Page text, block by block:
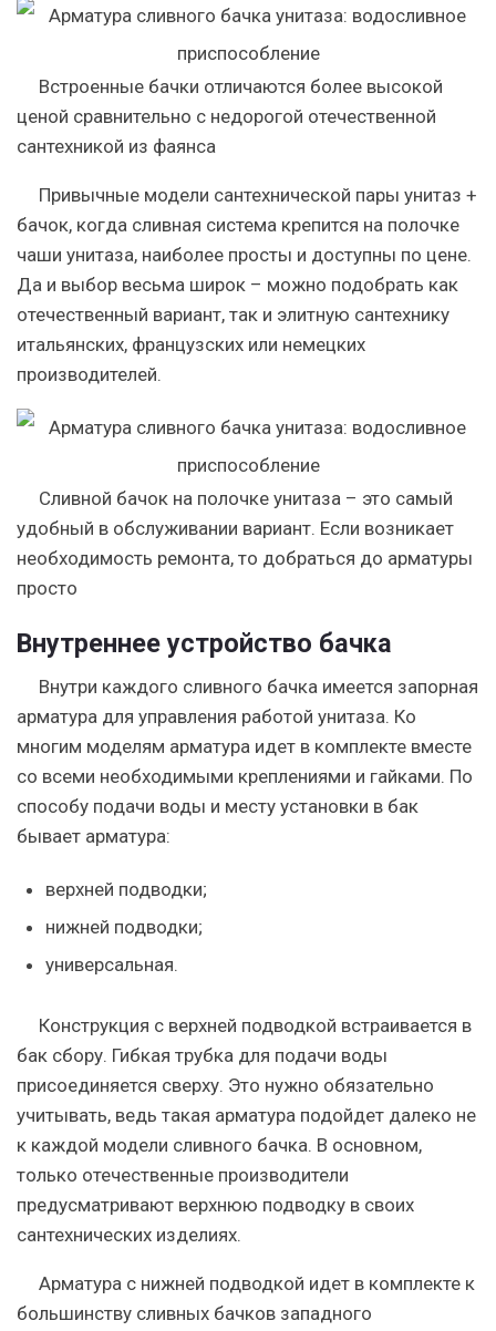
Встроенные бачки отличаются более высокой
ценой сравнительно с недорогой отечественной
сантехникой из фаянса
Привычные модели сантехнической пары унитаз +
бачок, когда сливная система крепится на полочке
чаши унитаза, наиболее просты и доступны по цене.
Да и выбор весьма широк – можно подобрать как
отечественный вариант, так и элитную сантехнику
итальянских, французских или немецких
производителей.
Сливной бачок на полочке унитаза – это самый
удобный в обслуживании вариант. Если возникает
необходимость ремонта, то добраться до арматуры
просто
Внутреннее устройство бачка
Внутри каждого сливного бачка имеется запорная
арматура для управления работой унитаза. Ко
многим моделям арматура идет в комплекте вместе
со всеми необходимыми креплениями и гайками. По
способу подачи воды и месту установки в бак
бывает арматура:
верхней подводки;
нижней подводки;
универсальная.
Конструкция с верхней подводкой встраивается в
бак сбору. Гибкая трубка для подачи воды
присоединяется сверху. Это нужно обязательно
учитывать, ведь такая арматура подойдет далеко не
к каждой модели сливного бачка. В основном,
только отечественные производители
предусматривают верхнюю подводку в своих
сантехнических изделиях.
Арматура с нижней подводкой идет в комплекте к
большинству сливных бачков западного